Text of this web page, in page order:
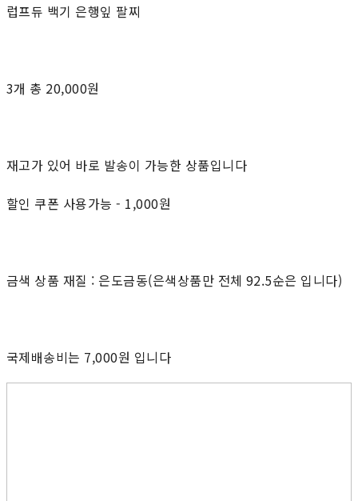
럽프듀 백기 은행잎 팔찌
3개 총 20,000원
재고가 있어 바로 발송이 가능한 상품입니다
할인 쿠폰 사용가능 - 1,000원
금색 상품 재질 : 은도금동(은색상품만 전체 92.5순은 입니다)
국제배송비는 7,000원 입니다